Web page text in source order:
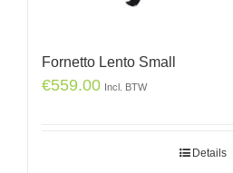
Fornetto Lento Small
€559.00 Incl. BTW
Details